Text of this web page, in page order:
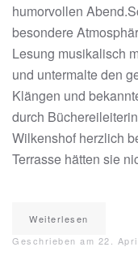
humorvollen
besondere
Lesung musikalisch
und untermalte den
Klängen und
durch
Wilkenshof herzlich
Terrasse hätten sie
Weiterlesen
Geschrieben am 22.